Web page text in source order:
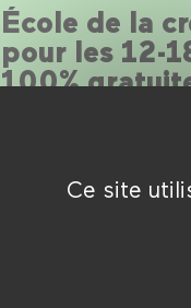
Ce site
École de la
pour les 12-
100%
Depuis septembre
TUMO Paris donne
espace moderne, 1
ludique et développer
Tout au long de
personnalisé et des